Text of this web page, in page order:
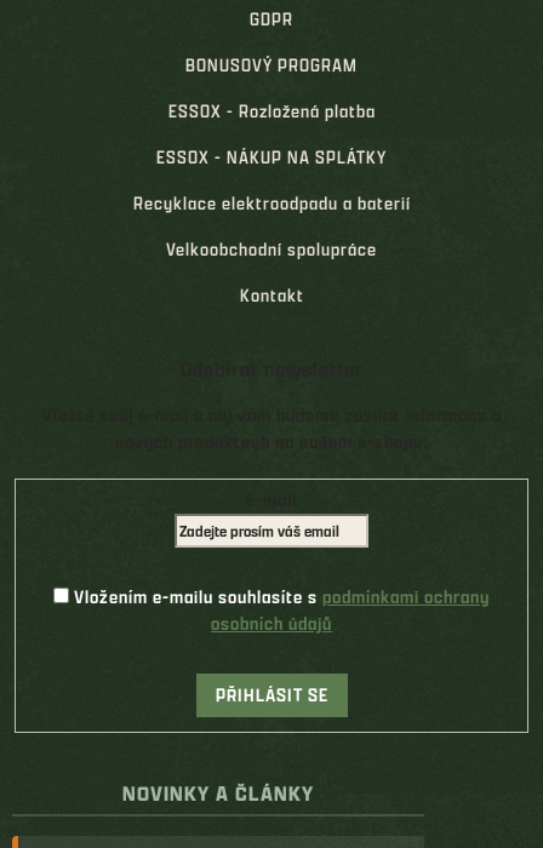
GDPR
BONUSOVÝ PROGRAM
ESSOX - Rozložená platba
ESSOX - NÁKUP NA SPLÁTKY
Recyklace elektroodpadu a baterií
Velkoobchodní spolupráce
Kontakt
Vložením e-mailu souhlasíte s podmínkami ochrany
osobních údajů
PŘIHLÁSIT SE
NOVINKY A ČLÁNKY